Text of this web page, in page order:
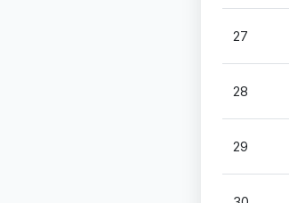
27
28
29